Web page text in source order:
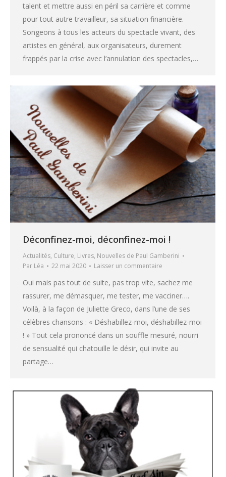
talent et mettre aussi en péril sa carrière et comme
pour tout autre travailleur, sa situation financière.
Songeons à tous les acteurs du spectacle vivant, des
artistes en général, aux organisateurs, durement
frappés par la crise avec l’annulation des spectacles,…
Déconfinez-moi, déconfinez-moi !
Actualités, Culture, Livres, Nouvelles de Paul Gamberini
Par Léa 22 mai 2020 Laisser un commentaire
Oui mais pas tout de suite, pas trop vite, sachez me
rassurer, me démasquer, me tester, me vacciner….
Voilà, à la façon de Juliette Greco, dans l’une de ses
célèbres chansons : « Déshabillez-moi, déshabillez-moi
! » Tout cela prononcé dans un souffle mesuré, nourri
de sensualité qui chatouille le désir, qui invite au
partage…